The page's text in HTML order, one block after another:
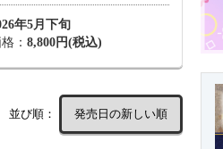
年5月下旬
： 8,800円(税込)
並び順：